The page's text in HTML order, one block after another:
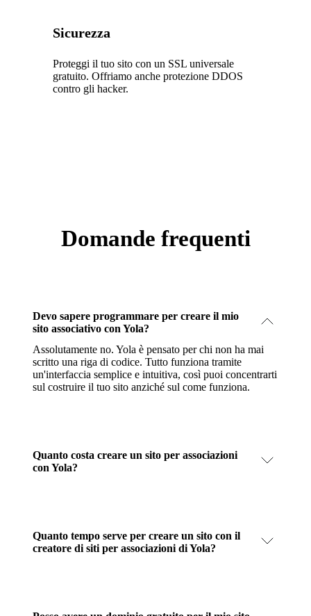
Sicurezza
Proteggi il tuo sito con un SSL universale
gratuito. Offriamo anche protezione DDOS
contro gli hacker.
Domande frequenti
Devo sapere programmare per creare il mio
sito associativo con Yola?
Assolutamente no. Yola è pensato per chi non ha mai
scritto una riga di codice. Tutto funziona tramite
un'interfaccia semplice e intuitiva, così puoi concentrarti
sul costruire il tuo sito anziché sul come funziona.
Quanto costa creare un sito per associazioni
con Yola?
Quanto tempo serve per creare un sito con il
creatore di siti per associazioni di Yola?